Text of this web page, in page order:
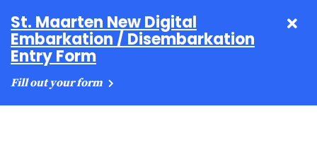
St. Maarten New Digital
Embarkation / Disembarkation
Entry Form
Fill out your form